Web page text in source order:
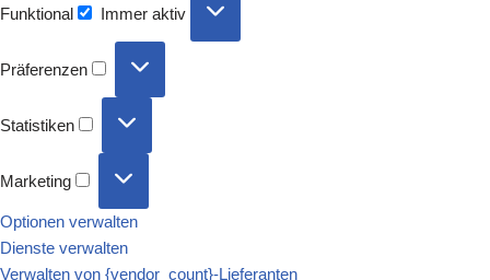
Funktional Immer aktiv
Präferenzen
Statistiken
Marketing
Optionen verwalten
Dienste verwalten
Verwalten von {vendor_count}-Lieferanten